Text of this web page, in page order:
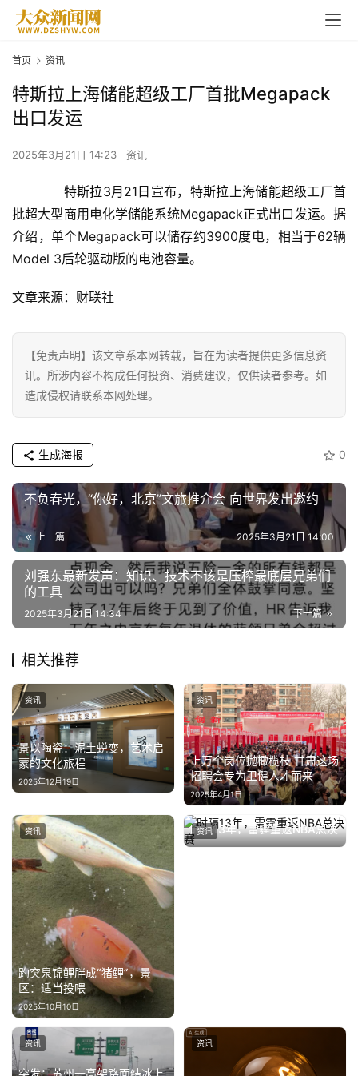
首
资
讯
商
业
消
费
生
活
科
财
经
教
育
专
题
汽
车
新
能
源
登录
首页 资讯
特斯拉上海储能超级工厂首批Megapack
出口发运
2025年3月21日 14:23 资讯
特斯拉3月21日宣布， 特斯拉上海储能超级工厂首
批超大型商用电化学储能系统Megapack正式出口发运。据
介绍，单个Megapack可以储存约3900度电，相当于62辆
Model 3后轮驱动版的电池容量。
文章来源：财联社
【免责声明】该文章系本网转载，旨在为读者提供更多信息资
讯。所涉内容不构成任何投资、消费建议，仅供读者参考。如
造成侵权请联系本网处理。
0
生成海报
不负春光，“你好，北京”文旅推介会 向世界发出邀约
上一篇 2025年3月21日 14:00
刘强东最新发声：知识、技术不该是压榨最底层兄弟们
的工具
下一篇
2025年3月21日 14:34
相关推荐
景以陶瓷：泥土蜕变，艺术启
蒙的文化旅程
2025年12月19日
资讯
上万个岗位抛橄榄枝 甘肃这场
招聘会专为卫健人才而来
2025年4月1日
资讯
趵突泉锦鲤胖成“猪鲤”，景
区：适当投喂
2025年10月10日
资讯
时隔13年，雷霆重返NBA总决
赛
2025年5月29日
资讯
资讯 资讯